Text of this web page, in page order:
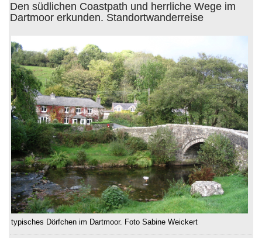
Den südlichen Coastpath und herrliche Wege im
Dartmoor erkunden. Standortwanderreise
typisches Dörfchen im Dartmoor. Foto Sabine Weickert